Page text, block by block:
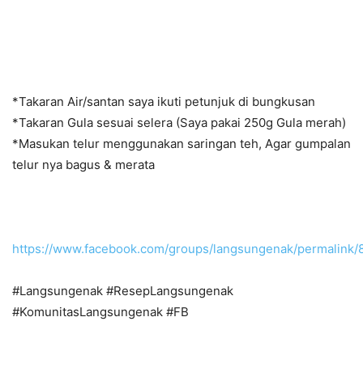
*Takaran Air/santan saya ikuti petunjuk di bungkusan
*Takaran Gula sesuai selera (Saya pakai 250g Gula merah)
*Masukan telur menggunakan saringan teh, Agar gumpalan
telur nya bagus & merata
https://www.facebook.com/groups/langsungenak/
#Langsungenak #ResepLangsungenak
#KomunitasLangsungenak #FB